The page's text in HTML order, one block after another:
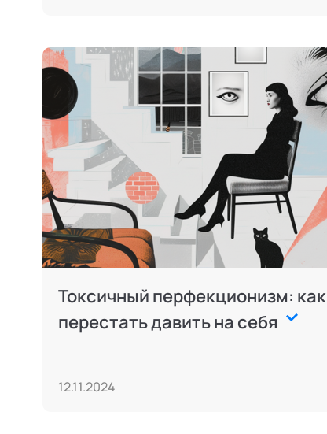
Токсичный перфекционизм: как
перестать давить на себя
12.11.2024